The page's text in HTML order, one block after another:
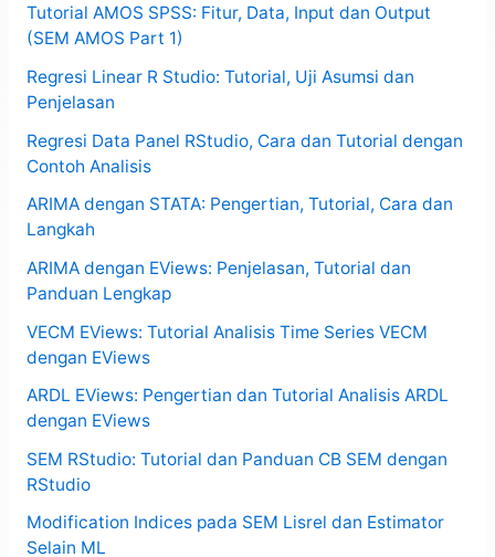
Tutorial AMOS SPSS: Fitur, Data, Input dan Output
(SEM AMOS Part 1)
Regresi Linear R Studio: Tutorial, Uji Asumsi dan
Penjelasan
Regresi Data Panel RStudio, Cara dan Tutorial dengan
Contoh Analisis
ARIMA dengan STATA: Pengertian, Tutorial, Cara dan
Langkah
ARIMA dengan EViews: Penjelasan, Tutorial dan
Panduan Lengkap
VECM EViews: Tutorial Analisis Time Series VECM
dengan EViews
ARDL EViews: Pengertian dan Tutorial Analisis ARDL
dengan EViews
SEM RStudio: Tutorial dan Panduan CB SEM dengan
RStudio
Modification Indices pada SEM Lisrel dan Estimator
Selain ML